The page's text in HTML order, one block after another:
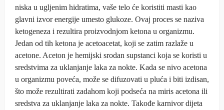
niska u ugljenim hidratima, vaše telo će koristiti masti kao
glavni izvor energije umesto glukoze. Ovaj proces se naziva
ketogeneza i rezultira proizvodnjom ketona u organizmu.
Jedan od tih ketona je acetoacetat, koji se zatim razlaže u
acetone. Aceton je hemijski srodan supstanci koja se koristi u
sredstvima za uklanjanje laka za nokte. Kada se nivo acetona
u organizmu poveća, može se difuzovati u pluća i biti izdisan,
što može rezultirati zadahom koji podseća na miris acetona ili
sredstva za uklanjanje laka za nokte. Takođe karnivor dijeta